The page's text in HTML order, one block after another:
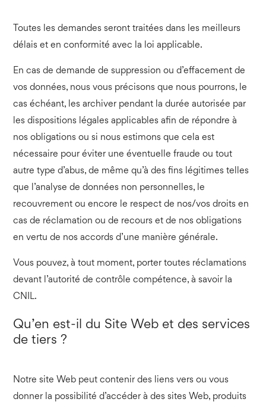
Toutes les demandes seront traitées dans les meilleurs
délais et en conformité avec la loi applicable.
En cas de demande de suppression ou d’effacement de
vos données, nous vous précisons que nous pourrons, le
cas échéant, les archiver pendant la durée autorisée par
les dispositions légales applicables afin de répondre à
nos obligations ou si nous estimons que cela est
nécessaire pour éviter une éventuelle fraude ou tout
autre type d’abus, de même qu’à des fins légitimes telles
que l’analyse de données non personnelles, le
recouvrement ou encore le respect de nos/vos droits en
cas de réclamation ou de recours et de nos obligations
en vertu de nos accords d’une manière générale.
Vous pouvez, à tout moment, porter toutes réclamations
devant l’autorité de contrôle compétence, à savoir la
CNIL.
Qu’en est-il du Site Web et des services
de tiers ?
Notre site Web peut contenir des liens vers ou vous
donner la possibilité d’accéder à des sites Web, produits